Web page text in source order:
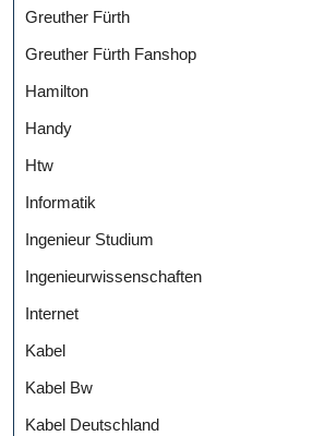
Greuther Fürth
Greuther Fürth Fanshop
Hamilton
Handy
Htw
Informatik
Ingenieur Studium
Ingenieurwissenschaften
Internet
Kabel
Kabel Bw
Kabel Deutschland